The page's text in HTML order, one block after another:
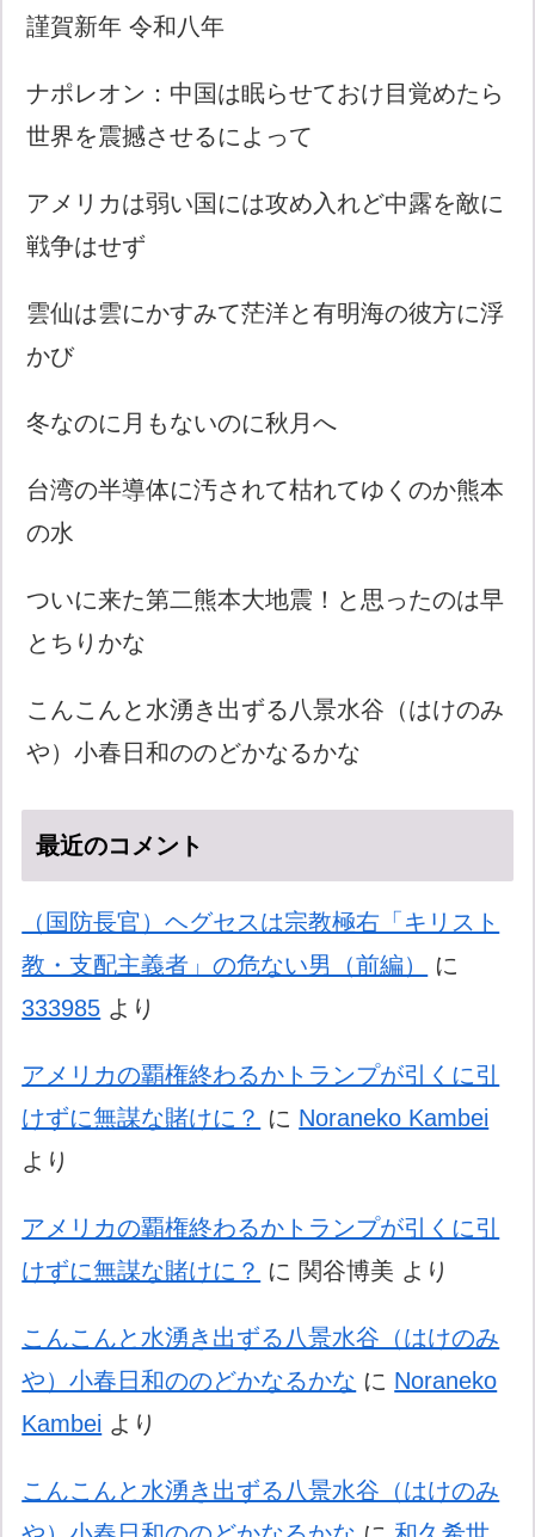
謹賀新年 令和八年
ナポレオン：中国は眠らせておけ目覚めたら
世界を震撼させるによって
アメリカは弱い国には攻め入れど中露を敵に
戦争はせず
雲仙は雲にかすみて茫洋と有明海の彼方に浮
かび
冬なのに月もないのに秋月へ
台湾の半導体に汚されて枯れてゆくのか熊本
の水
ついに来た第二熊本大地震！と思ったのは早
とちりかな
こんこんと水湧き出ずる八景水谷（はけのみ
や）小春日和ののどかなるかな
最近のコメント
（国防長官）ヘグセスは宗教極右「キリスト
教・支配主義者」の危ない男（前編）
に
333985 より
アメリカの覇権終わるかトランプが引くに引
けずに無謀な賭けに？ に Noraneko Kambei
より
アメリカの覇権終わるかトランプが引くに引
けずに無謀な賭けに？ に 関谷博美 より
こんこんと水湧き出ずる八景水谷（はけのみ
や）小春日和ののどかなるかな に Noraneko
Kambei より
こんこんと水湧き出ずる八景水谷（はけのみ